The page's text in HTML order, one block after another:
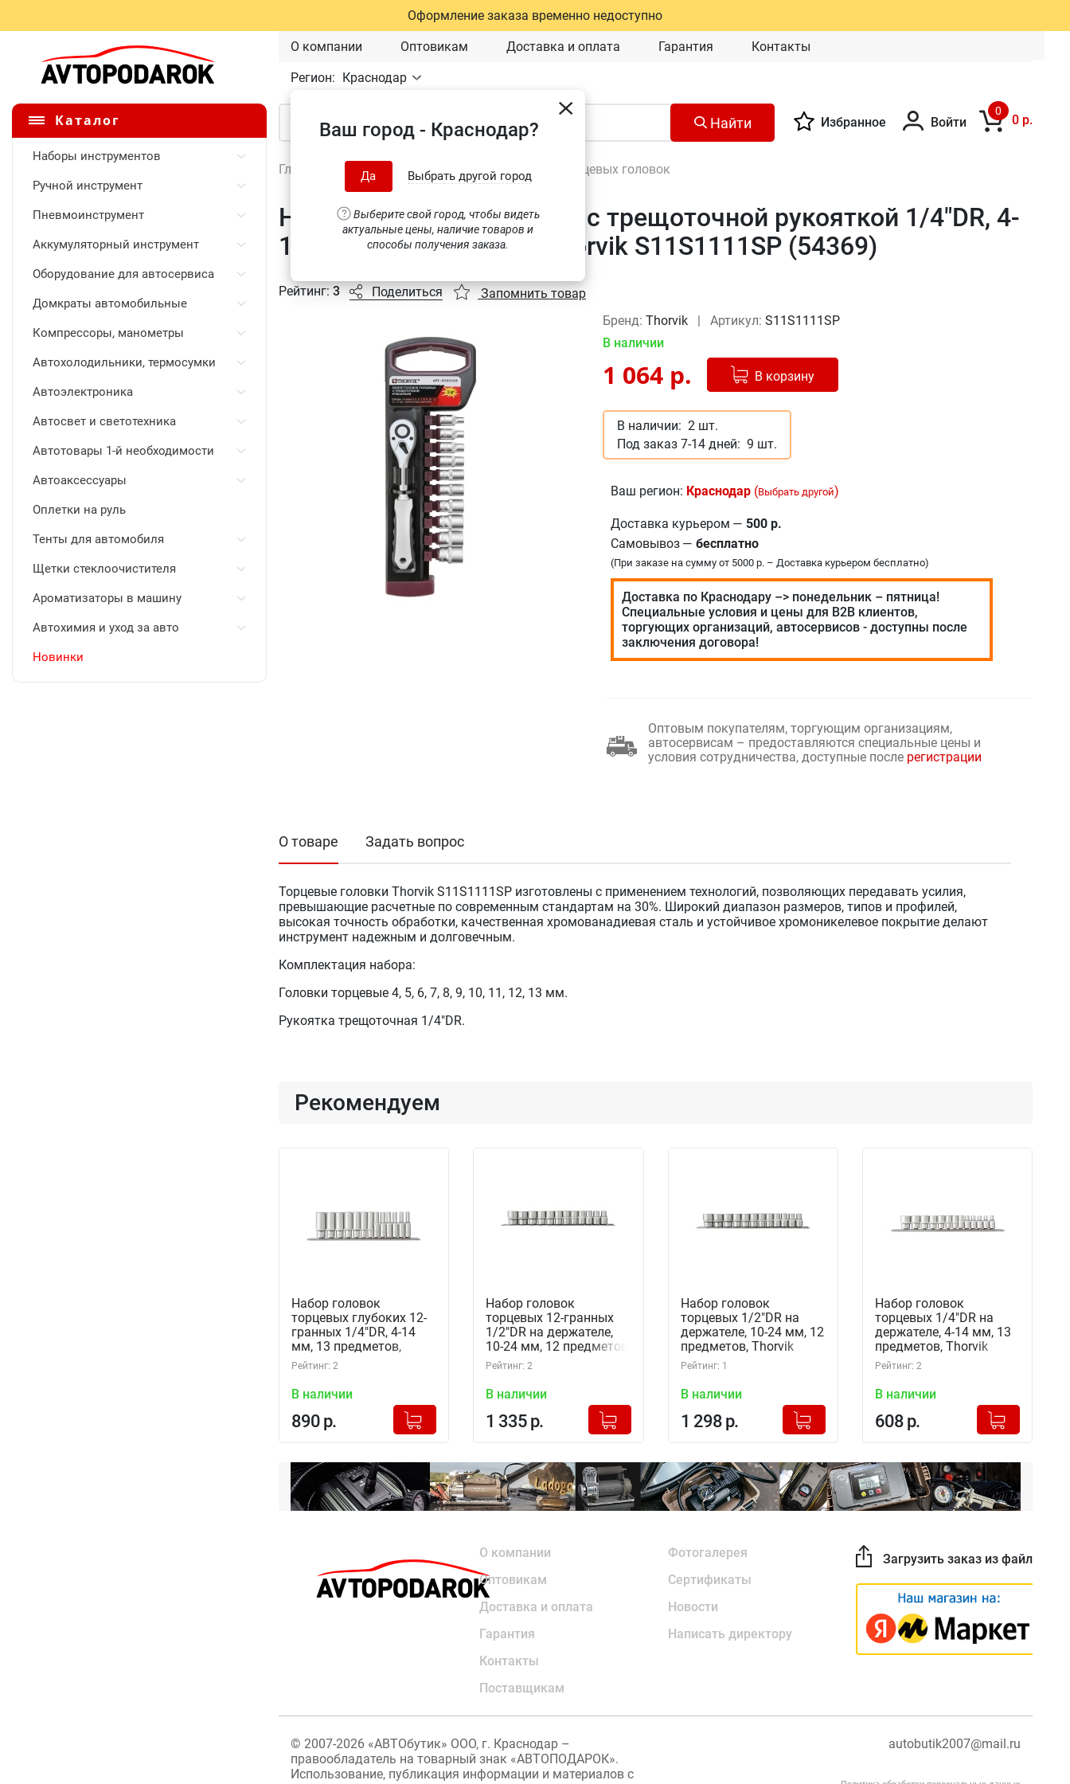
Оформление заказа временно недоступно
О компании Оптовикам Доставка и оплата Гарантия Контакты
Регион: Краснодар
Ваш город - Краснодар?
Да Выбрать другой город
Выберите свой город, чтобы видеть
актуальные цены, наличие товаров и
способы получения заказа.
Каталог
Наборы инструментов
Ручной инструмент
Пневмоинструмент
Аккумуляторный инструмент
Оборудование для автосервиса
Домкраты автомобильные
Компрессоры, манометры
Автохолодильники, термосумки
Автоэлектроника
Автосвет и светотехника
Автотовары 1-й необходимости
Автоаксессуары
Оплетки на руль
Тенты для автомобиля
Щетки стеклоочистителя
Ароматизаторы в машину
Автохимия и уход за авто
Новинки
Найти Избранное Войти
0
0 р.
Главная Наборы инструментов Наборы торцевых головок
Набор головок торцевых с трещоточной рукояткой 1/4"DR, 4-
13 мм, 11 предметов, Thorvik S11S1111SP (54369)
Рейтинг:3 Поделиться
Запомнить товар
Бренд: Thorvik |Артикул: S11S1111SP
В наличии
1 064 р. В корзину+
Добавлено в корзину
В наличии: 2 шт.
Под заказ 7-14 дней: 9 шт.
Ваш регион: Краснодар (Выбрать другой)
Доставка курьером — 500 р.
Самовывоз —бесплатно
(При заказе на сумму от 5000 р. – Доставка курьером бесплатно)
Доставка по Краснодару –> понедельник – пятница!
Специальные условия и цены для В2В клиентов,
торгующих организаций, автосервисов - доступны после
заключения договора!
Оптовым покупателям, торгующим организациям,
автосервисам – предоставляются специальные цены и
условия сотрудничества, доступные после регистрации
О товаре Задать вопрос
Торцевые головки Thorvik S11S1111SP изготовлены с применением технологий, позволяющих передавать усилия,
превышающие расчетные по современным стандартам на 30%. Широкий диапазон размеров, типов и профилей,
высокая точность обработки, качественная хромованадиевая сталь и устойчивое хромоникелевое покрытие делают
инструмент надежным и долговечным.
Комплектация набора:
Головки торцевые 4, 5, 6, 7, 8, 9, 10, 11, 12, 13 мм.
Рукоятка трещоточная 1/4"DR.
Рекомендуем
Набор головок
торцевых глубоких 12-
гранных 1/4"DR, 4-14
мм, 13 предметов,
Thorvik S11S2213SM
Рейтинг: 2
В наличии
890 р.
+
Добавлено в корзину
Набор головок
торцевых 12-гранных
1/2"DR на держателе,
10-24 мм, 12 предметов,
Thorvik S13S1212SM
Рейтинг: 2
В наличии
1 335 р.
+
Добавлено в корзину
Набор головок
торцевых 1/2"DR на
держателе, 10-24 мм, 12
предметов, Thorvik
S13S1112SM (54362)
Рейтинг: 1
В наличии
1 298 р.
+
Добавлено в корзину
Набор головок
торцевых 1/4"DR на
держателе, 4-14 мм, 13
предметов, Thorvik
S11S1113SM (54355)
Рейтинг: 2
В наличии
608 р.
+
Добавлено в корзину
О компании
Оптовикам
Доставка и оплата
Гарантия
Контакты
Поставщикам
Фотогалерея
Сертификаты
Новости
Написать директору
Загрузить заказ из файла
© 2007-2026 «АВТОбутик» ООО, г. Краснодар –
правообладатель на товарный знак «АВТОПОДАРОК».
Использование, публикация информации и материалов с
autobutik2007@mail.ru